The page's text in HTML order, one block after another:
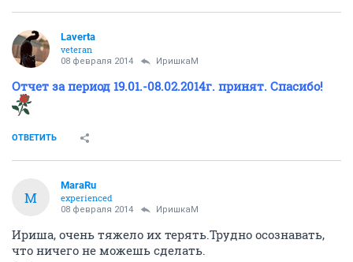
Laverta
veteran
08 февраля 2014 ИришкаМ
Отчет за период 19.01.-08.02.2014г. принят. Спасибо!
ОТВЕТИТЬ
M
MaraRu
experienced
08 февраля 2014 ИришкаМ
Ириша, очень тяжело их терять.Трудно осознавать,
что ничего не можешь сделать.